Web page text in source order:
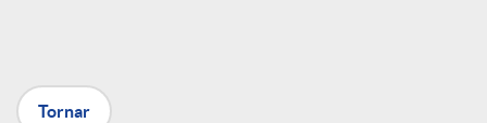
XTornar